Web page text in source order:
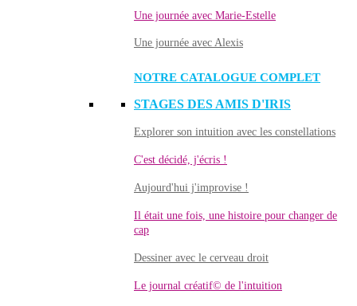
Une journée avec Marie-Estelle
Une journée avec Alexis
NOTRE CATALOGUE COMPLET
STAGES DES AMIS D'IRIS
Explorer son intuition avec les constellations
C'est décidé, j'écris !
Aujourd'hui j'improvise !
Il était une fois, une histoire pour changer de
cap
Dessiner avec le cerveau droit
Le journal créatif© de l'intuition